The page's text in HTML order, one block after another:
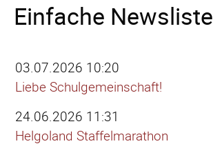
Einfache Newsliste
03.07.2026 10:20
Liebe Schulgemeinschaft!
24.06.2026 11:31
Helgoland Staffelmarathon